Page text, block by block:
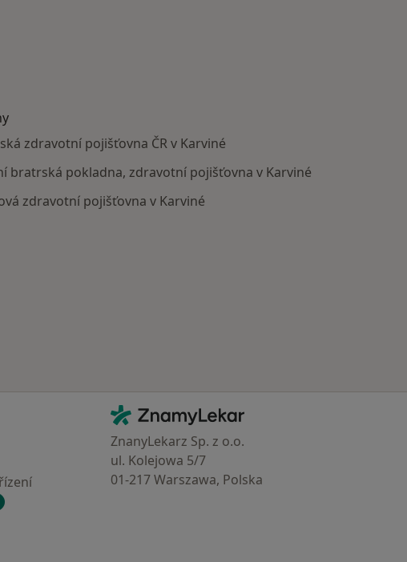
zdravotní pojišťovna ČR v Karviné
bratrská pokladna, zdravotní pojišťovna v Karviné
zdravotní pojišťovna v Karviné
Kontakt
ZnamyLekar - Hlavní stránka
ZnanyLekarz Sp. z o.o.
ul. Kolejowa 5/7
01-217 Warszawa, Polska